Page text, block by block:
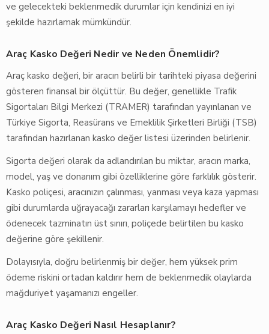
ve gelecekteki beklenmedik durumlar için kendinizi en iyi
şekilde hazırlamak mümkündür.
Araç Kasko Değeri Nedir ve Neden Önemlidir?
Araç kasko değeri, bir aracın belirli bir tarihteki piyasa değerini
gösteren finansal bir ölçüttür. Bu değer, genellikle Trafik
Sigortaları Bilgi Merkezi (TRAMER) tarafından yayınlanan ve
Türkiye Sigorta, Reasürans ve Emeklilik Şirketleri Birliği (TSB)
tarafından hazırlanan kasko değer listesi üzerinden belirlenir.
Sigorta değeri olarak da adlandırılan bu miktar, aracın marka,
model, yaş ve donanım gibi özelliklerine göre farklılık gösterir.
Kasko poliçesi, aracınızın çalınması, yanması veya kaza yapması
gibi durumlarda uğrayacağı zararları karşılamayı hedefler ve
ödenecek tazminatın üst sınırı, poliçede belirtilen bu kasko
değerine göre şekillenir.
Dolayısıyla, doğru belirlenmiş bir değer, hem yüksek prim
ödeme riskini ortadan kaldırır hem de beklenmedik olaylarda
mağduriyet yaşamanızı engeller.
Araç Kasko Değeri Nasıl Hesaplanır?